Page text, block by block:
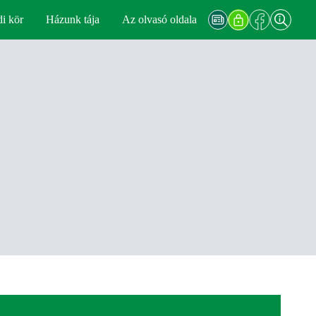
kör Házunk tája Az olvasó oldala